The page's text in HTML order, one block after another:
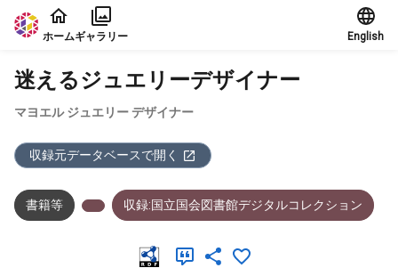
本文に飛ぶ
ホームギャラリー English
迷えるジュエリーデザイナー
マヨエル ジュエリー デザイナー
収録元データベースで開く
書籍等 収録:国立国会図書館デジタルコレクション